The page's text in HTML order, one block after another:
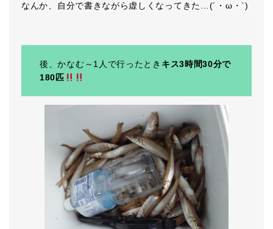
なんか、自分で書きながら虚しくなってきた…(´・ω・`)
後、かなむ～1人で行ったとき キス3時間30分で
180匹